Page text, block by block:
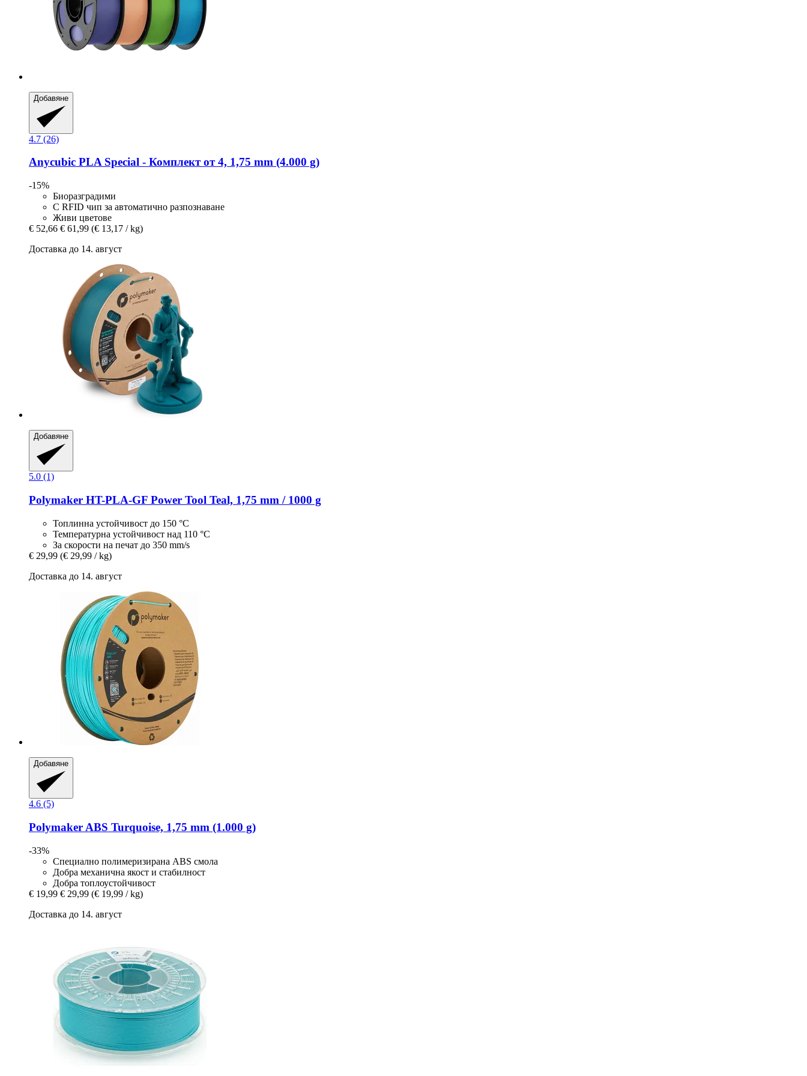
Добавяне
4.7 (26)
Anycubic PLA Special -​ Комплект от 4, 1,75 mm (4.000 g)
-15%
Биоразградими
С RFID чип за автоматично разпознаване
Живи цветове
€ 52,66 € 61,99 (€ 13,17 / kg)
Доставка до 14. август
Добавяне
5.0 (1)
Polymaker HT-​PLA-​GF Power Tool Teal, 1,75 mm / 1000 g
Топлинна устойчивост до 150 °C
Температурна устойчивост над 110 °C
За скорости на печат до 350 mm/s
€ 29,99 (€ 29,99 / kg)
Доставка до 14. август
Добавяне
4.6 (5)
Polymaker ABS Turquoise, 1,75 mm (1.000 g)
-33%
Специално полимеризирана ABS смола
Добра механична якост и стабилност
Добра топлоустойчивост
€ 19,99 € 29,99 (€ 19,99 / kg)
Доставка до 14. август